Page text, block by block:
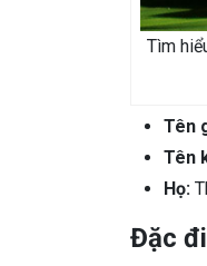
Tìm
Tên
Tên
Họ:
Đặc